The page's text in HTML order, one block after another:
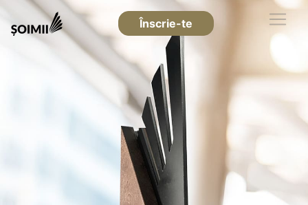
Înscrie-te